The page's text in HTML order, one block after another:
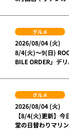
グルメ
2026/08/04 (火)
8/4(火)～9(日)
BILE ORDER」デ
グルメ
2026/08/04 (火)
【8/4(火)更新】
堂の日替わりマリ